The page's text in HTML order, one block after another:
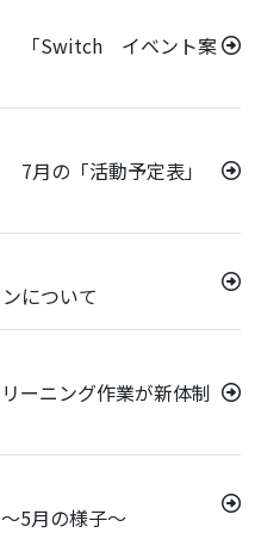
「Switch イベント案
月の「活動予定表」
について
ーニング作業が新体制
5月の様子～